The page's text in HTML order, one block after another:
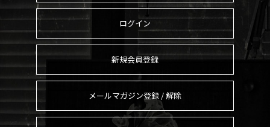
ログイン
新規会員登録
メールマガジン登録 / 解除